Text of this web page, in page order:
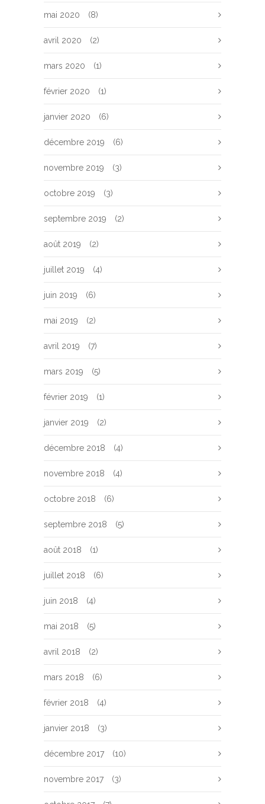
mai 2020 (8)
avril 2020 (2)
mars 2020 (1)
février 2020 (1)
janvier 2020 (6)
décembre 2019 (6)
novembre 2019 (3)
octobre 2019 (3)
septembre 2019 (2)
août 2019 (2)
juillet 2019 (4)
juin 2019 (6)
mai 2019 (2)
avril 2019 (7)
mars 2019 (5)
février 2019 (1)
janvier 2019 (2)
décembre 2018 (4)
novembre 2018 (4)
octobre 2018 (6)
septembre 2018 (5)
août 2018 (1)
juillet 2018 (6)
juin 2018 (4)
mai 2018 (5)
avril 2018 (2)
mars 2018 (6)
février 2018 (4)
janvier 2018 (3)
décembre 2017 (10)
novembre 2017 (3)